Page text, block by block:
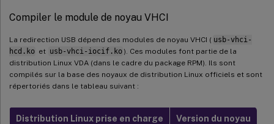
Compiler le module de noyau VHCI
La redirection USB dépend des modules de noyau VHCI ( usb-vhci-
hcd.ko et usb-vhci-iocif.ko ). Ces modules font partie de la
distribution Linux VDA (dans le cadre du package RPM). Ils sont
compilés sur la base des noyaux de distribution Linux officiels et sont
répertoriés dans le tableau suivant :
Distribution Linux prise en charge Version du noyau